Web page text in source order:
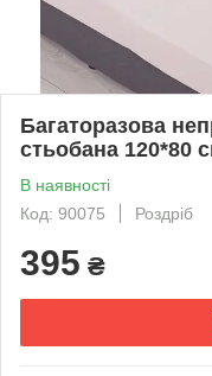
Багаторазова
стьобана 120*80
В наявності
Код: 90075
Роздріб
395 ₴